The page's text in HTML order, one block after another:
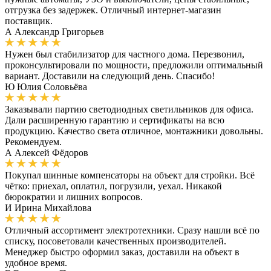
отгрузка без задержек. Отличный интернет-магазин
поставщик.
А Александр Григорьев
Нужен был стабилизатор для частного дома. Перезвонил,
проконсультировали по мощности, предложили оптимальный
вариант. Доставили на следующий день. Спасибо!
Ю Юлия Соловьёва
Заказывали партию светодиодных светильников для офиса.
Дали расширенную гарантию и сертификаты на всю
продукцию. Качество света отличное, монтажники довольны.
Рекомендуем.
А Алексей Фёдоров
Покупал шинные компенсаторы на объект для стройки. Всё
чётко: приехал, оплатил, погрузили, уехал. Никакой
бюрократии и лишних вопросов.
И Ирина Михайлова
Отличный ассортимент электротехники. Сразу нашли всё по
списку, посоветовали качественных производителей.
Менеджер быстро оформил заказ, доставили на объект в
удобное время.